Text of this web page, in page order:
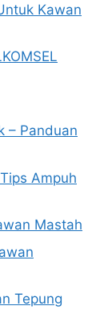
Kawan
– Panduan
Ampuh
Mastah
Tepung